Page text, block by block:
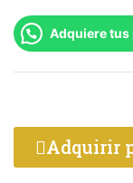
Adquiere
Adquirir